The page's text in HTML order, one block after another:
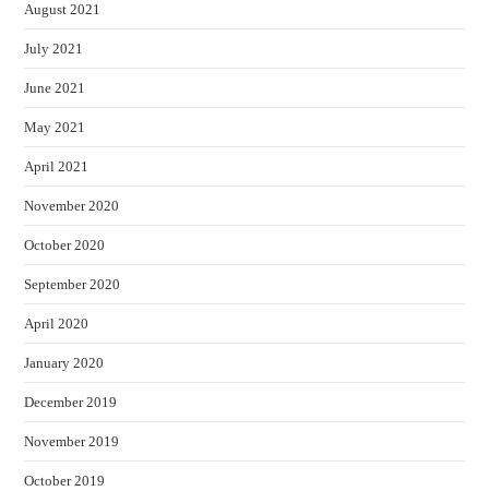
August 2021
July 2021
June 2021
May 2021
April 2021
November 2020
October 2020
September 2020
April 2020
January 2020
December 2019
November 2019
October 2019